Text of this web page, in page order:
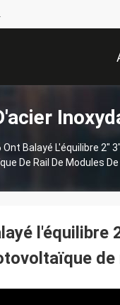
Ont Balayé L'équilibre 2"
De Rail De Modules
l'équilibre